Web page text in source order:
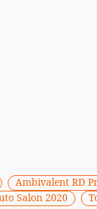
Ambivalent RD
Salon 2020